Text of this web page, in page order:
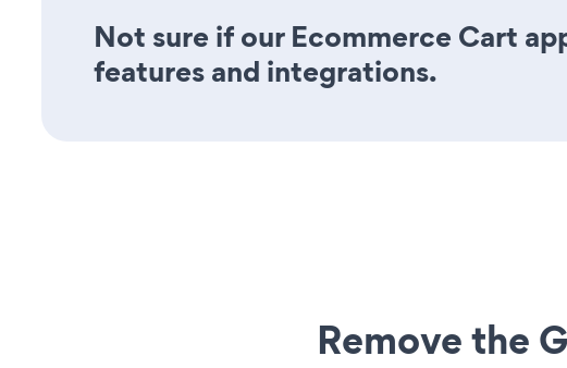
Not sure if our Ecommerce Cart
features and integrations.
Remove the